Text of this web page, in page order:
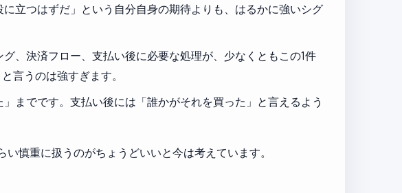
に立つはずだ」という自分自身の期待よりも、はるかに強いシグ
、決済フロー、支払い後に必要な処理が、少なくともこの1件
言うのは強すぎます。
までです。支払い後には「誰かがそれを買った」と言えるよう
慎重に扱うのがちょうどいいと今は考えています。